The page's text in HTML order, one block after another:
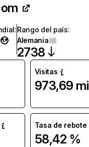
:Rango del país:
Alemania
2738
Visitas
973,69
Tasa de rebote
58,42 %